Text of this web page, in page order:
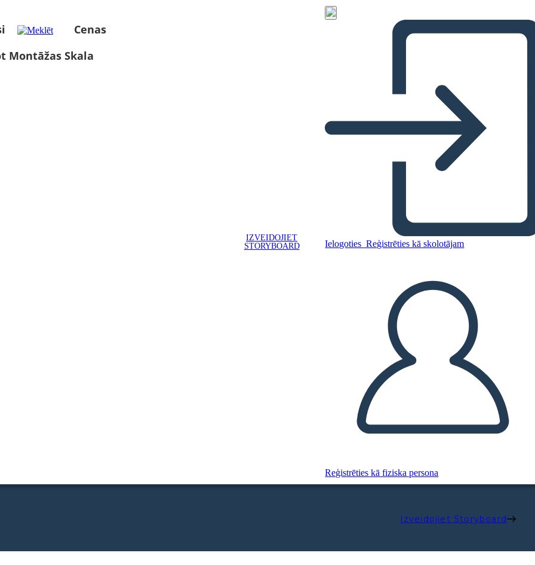
Cenas
Montāžas Skala
IZVEIDOJIET
STORYBOARD
Ielogoties Reģistrēties kā skolotājam
Reģistrēties kā fiziska persona
Izveidojiet Storyboard